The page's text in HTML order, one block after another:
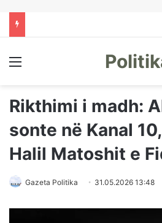
Menu
Rikthimi i madh:
sonte në Kanal
Halil Matoshit e
Gazeta Politika 31.05.2026 13:48